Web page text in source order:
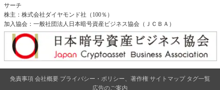
サーチ
株主：株式会社ダイヤモンド社（100％）
加入協会：一般社団法人日本暗号資産ビジネス協会（ＪＣＢＡ）
免責事項 会社概要 プライバシー・ポリシー、著作権 サイトマップ タグ一覧
広告のご案内